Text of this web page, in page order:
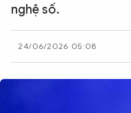
BẠN ĐỌC & CAND
ĐA PHƯƠNG TIỆN
eMagazine
nghệ số.
24/06/2026 05:08